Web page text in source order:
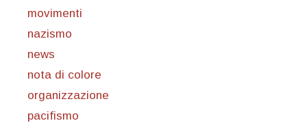
movimenti
nazismo
news
nota di colore
organizzazione
pacifismo